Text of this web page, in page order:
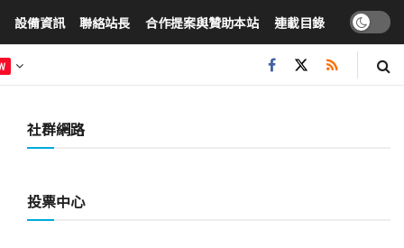
設備資訊 聯絡站長 合作提案與贊助本站 連載目錄
社群網路
投票中心